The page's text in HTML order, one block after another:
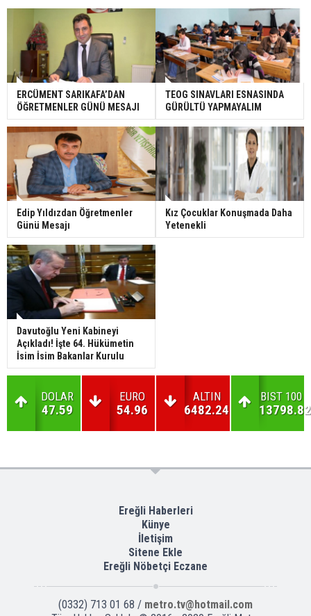
ERCÜMENT SARIKAFA’DAN
ÖĞRETMENLER GÜNÜ MESAJI
TEOG SINAVLARI ESNASINDA
GÜRÜLTÜ YAPMAYALIM
Edip Yıldızdan Öğretmenler
Günü Mesajı
Kız Çocuklar Konuşmada Daha
Yetenekli
Davutoğlu Yeni Kabineyi
Açıkladı! İşte 64. Hükümetin
İsim İsim Bakanlar Kurulu
DOLAR
47.59
EURO
54.96
ALTIN
6482.24
BIST 100
13798.82
Ereğli Haberleri
Künye
İletişim
Sitene Ekle
Ereğli Nöbetçi Eczane
(0332) 713 01 68 / metro.tv@hotmail.com